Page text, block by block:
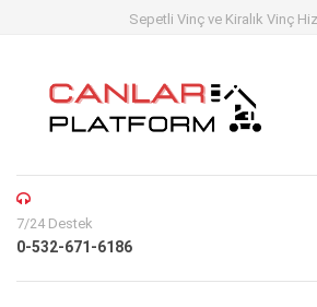
Sepetli Vinç ve Kiralık Vinç
7/24 Destek
0-532-671-6186